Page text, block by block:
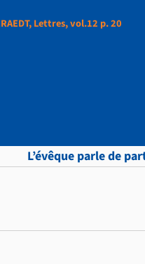
Lettres, vol.12 p. 20
L’évêque parle de